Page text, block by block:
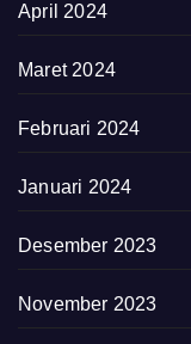
April 2024
Maret 2024
Februari 2024
Januari 2024
Desember 2023
November 2023